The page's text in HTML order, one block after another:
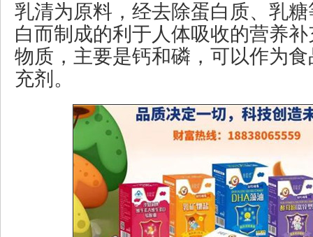
乳清为原料，经去除蛋白质、乳
白而制成的利于人体吸收的营养
物质，主要是钙和磷，可以作为
充剂。